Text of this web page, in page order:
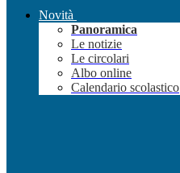
Novità
Panoramica
Le notizie
Le circolari
Albo online
Calendario scolastico